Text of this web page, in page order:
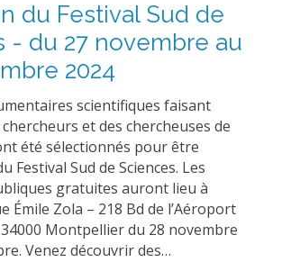
du Festival Sud de
- du 27 novembre au
2024
scientifiques faisant
et des chercheuses de
été sélectionnés pour être
Festival Sud de Sciences. Les
gratuites auront lieu à
Émile Zola – 218 Bd de l’Aéroport
Montpellier du 28 novembre
Venez découvrir des…